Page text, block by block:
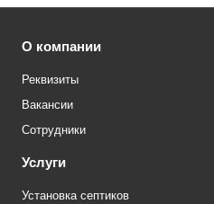
О компании
Реквизиты
Вакансии
Сотрудники
Услуги
Установка септиков